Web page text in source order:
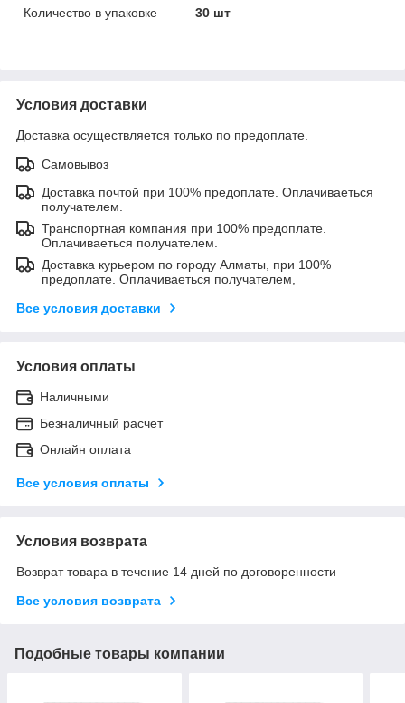
Количество в упаковке
30 шт
Условия доставки
Доставка осуществляется только по предоплате.
Самовывоз
Доставка почтой при 100% предоплате. Оплачиваеться
получателем.
Транспортная компания при 100% предоплате.
Оплачиваеться получателем.
Доставка курьером по городу Алматы, при 100%
предоплате. Оплачиваеться получателем,
Все условия доставки
Условия оплаты
Наличными
Безналичный расчет
Онлайн оплата
Все условия оплаты
Условия возврата
Возврат товара в течение 14 дней по договоренности
Все условия возврата
Подобные товары компании